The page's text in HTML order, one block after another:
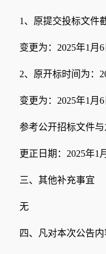
1、原提交投标文件
变更为： 2025年1月
2、原开标时间为：
变更为： 2025年1月
参考公开招标文件
更正日期： 2025年1
三、 其他补充事宜
无
四、 凡对本次公告